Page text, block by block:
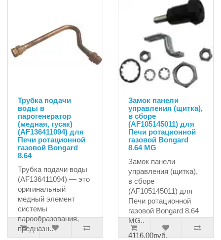
Трубка подачи
воды в
парогенератор
(медная, гусак)
(AF136411094) для
Печи ротационной
газовой Bongard
8.64
Трубка подачи воды
(AF136411094) — это
оригинальный
медный элемент
системы
парообразования,
предназн..
Замок панели
управления (щитка),
в сборе
(AF105145011) для
Печи ротационной
газовой Bongard
8.64 MG
Замок панели
управления (щитка),
в сборе
(AF105145011) для
Печи ротационной
газовой Bongard 8.64
MG..
4116.00руб.